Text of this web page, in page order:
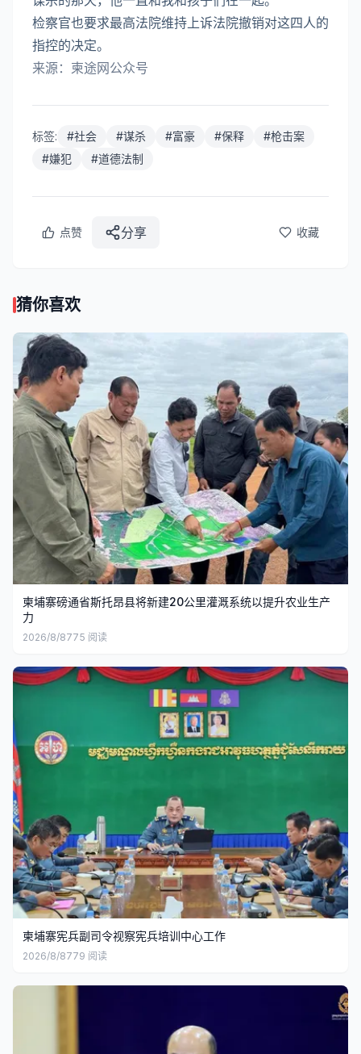
检察官也要求最高法院维持上诉法院撤销对这四人的
指控的决定。
来源：柬途网公众号
标签: #社会 #谋杀 #富豪 #保释 #枪击案
#嫌犯 #道德法制
点赞 分享 收藏
猜你喜欢
柬埔寨磅通省斯托昂县将新建20公里灌溉系统以提升农业生产
力
2026/8/8775 阅读
柬埔寨宪兵副司令视察宪兵培训中心工作
2026/8/8779 阅读